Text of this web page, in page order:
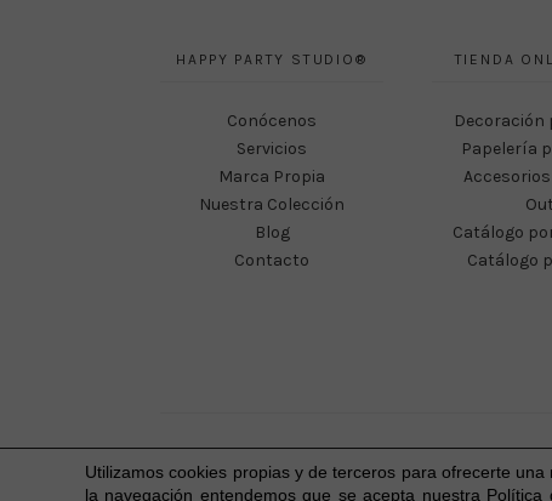
HAPPY PARTY STUDIO®
Conócenos
Servicios
Marca Propia
Nuestra Colección
Blog
Contacto
TIENDA
Decoración
Papelería
Catálogo
Catálogo
Utilizamos cookies propias y de terceros para ofrecerte una
la navegación entendemos que se acepta nuestra